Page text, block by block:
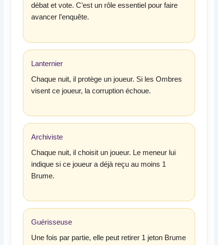
débat et vote. C’est un rôle essentiel pour faire
avancer l’enquête.
Lanternier
Chaque nuit, il protège un joueur. Si les Ombres
visent ce joueur, la corruption échoue.
Archiviste
Chaque nuit, il choisit un joueur. Le meneur lui
indique si ce joueur a déjà reçu au moins 1
Brume.
Guérisseuse
Une fois par partie, elle peut retirer 1 jeton Brume